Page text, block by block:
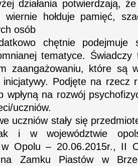
działania potwierdzają,
hołduje pamięć,
osób
chętnie podejmuje
tematyce. Świadczy
zaangażowaniu, które są
inicjatywy. Podjęte na rzecz
wpłyną na rozwój
uczniów.
uczniów stały się
i w województwie
w Opolu – 20.06.2015r., II
na Zamku Piastów w